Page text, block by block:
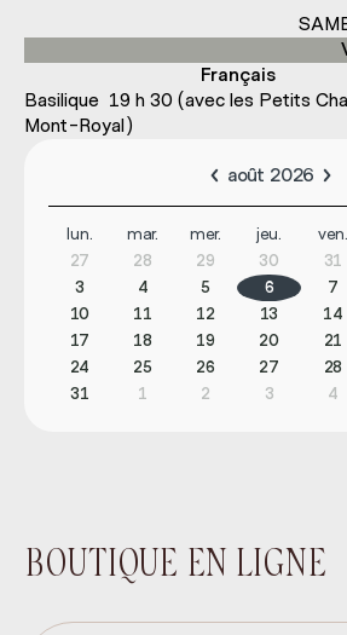
Français
Basilique 19 h 30 (avec les Petits
Mont-Royal)
août 2026
lun. mar. mer. jeu. ven.
27
28 29 30 31
3
4 5 6 7
10
11 12 13 14
17
18 19 20 21
24
25 26 27 28
31
1 2 3 4
BOUTIQUE EN LIGNE